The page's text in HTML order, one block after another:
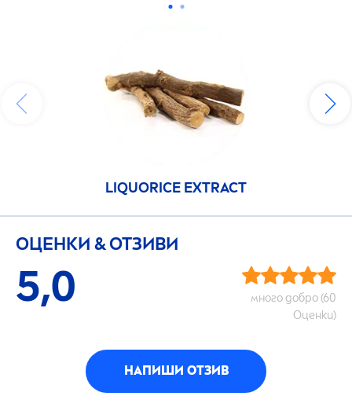
LIQUORICE EXTRACT
ОЦЕНКИ & ОТЗИВИ
5,0
много добро (60
Оценки)
НАПИШИ ОТЗИВ